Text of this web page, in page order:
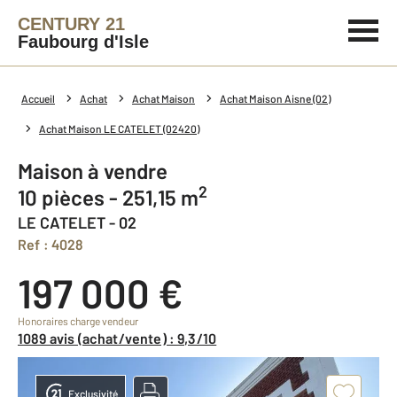
CENTURY 21
Faubourg d'Isle
Accueil Achat Achat Maison Achat Maison Aisne (02)
Achat Maison LE CATELET (02420)
Maison à vendre
10 pièces - 251,15 m2
LE CATELET - 02
Ref : 4028
197 000 €
Honoraires charge vendeur
1089 avis (achat/vente) : 9,3/10
Exclusivité